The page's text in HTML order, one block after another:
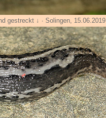
gestreckt ↓ · Solingen, 15.06.2019